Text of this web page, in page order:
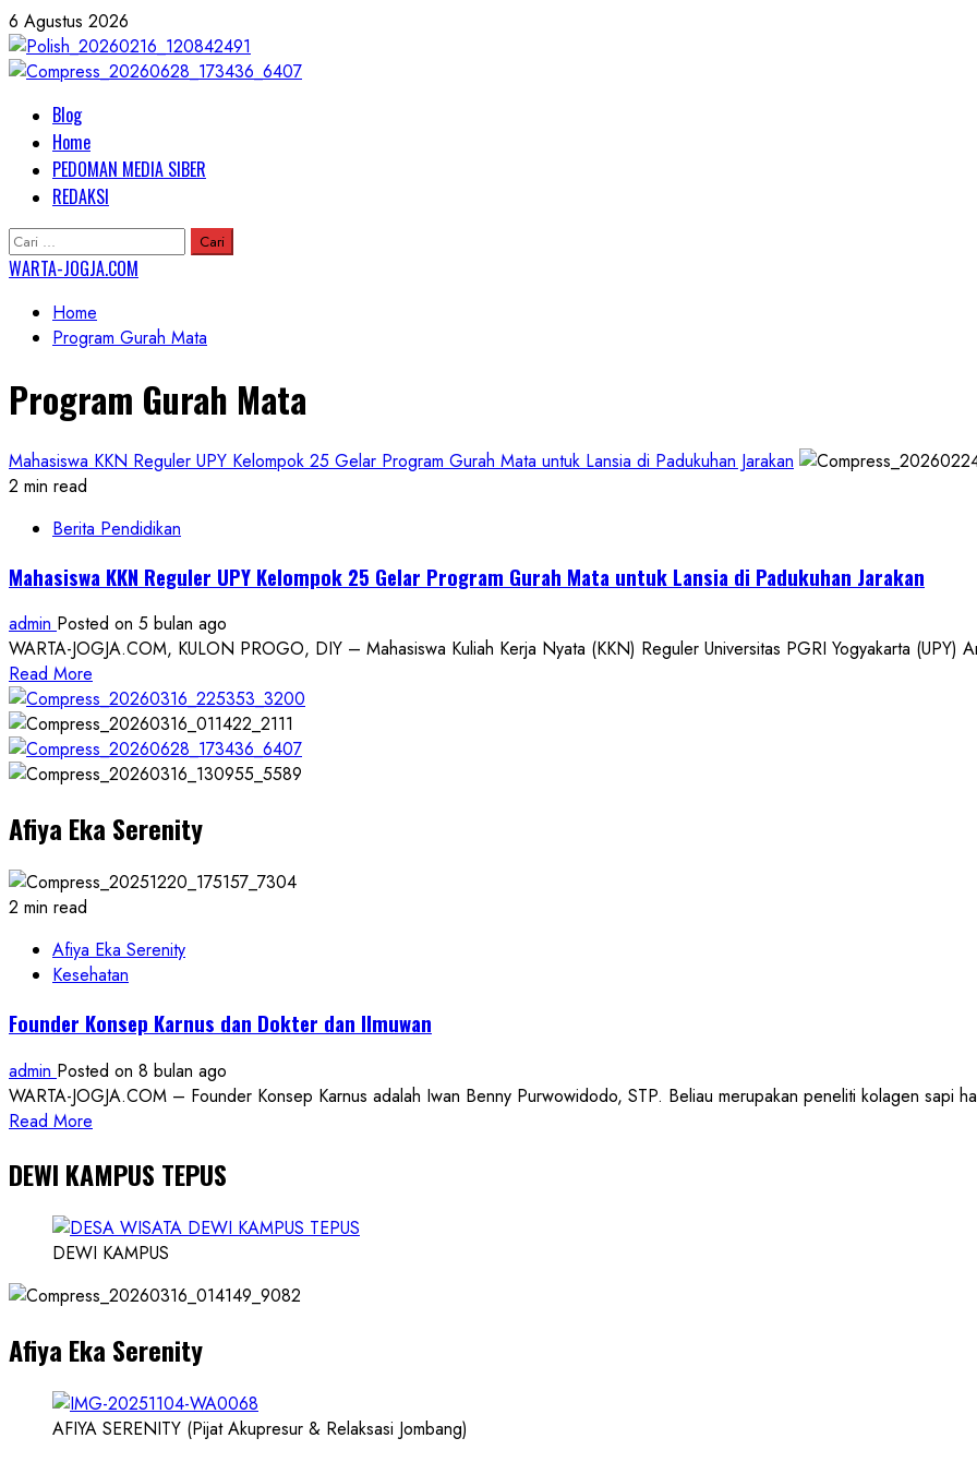
Skip
to
content
6 Agustus 2026
Primary
Menu
Blog
Home
PEDOMAN MEDIA SIBER
REDAKSI
Cari
untuk:
WARTA-JOGJA.COM
Home
Program Gurah Mata
Program Gurah Mata
Mahasiswa KKN Reguler UPY Kelompok 25 Gelar Program Gurah Mata untuk Lansia di Padukuhan Jarakan
2 min read
Berita Pendidikan
Mahasiswa KKN Reguler UPY Kelompok 25 Gelar Program Gurah Mata untuk Lansia di Padukuhan Jarakan
admin Posted on 5 bulan ago
WARTA-JOGJA.COM, KULON PROGO, DIY – Mahasiswa Kuliah Kerja Nyata (KKN) Reguler Universitas PGRI Yogyakarta (UPY)
Read More
more
about
Mahasiswa
KKN
UPY
Kelompok
25
Gelar
Gurah
Mata
Lansia
Padukuhan
Jarakan
Afiya Eka Serenity
2 min read
Afiya Eka Serenity
Kesehatan
Founder Konsep Karnus dan Dokter dan Ilmuwan
admin Posted on 8 bulan ago
WARTA-JOGJA.COM – Founder Konsep Karnus adalah Iwan Benny Purwowidodo, STP. Beliau merupakan peneliti kolagen sapi
Read More
about
Konsep
Karnus
Dokter
Ilmuwan
DEWI KAMPUS TEPUS
DEWI KAMPUS
Afiya Eka Serenity
AFIYA SERENITY (Pijat Akupresur & Relaksasi Jombang)